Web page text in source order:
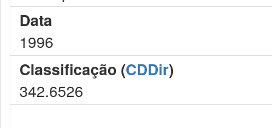
Data
1996
Classificação (CDDir)
342.6526